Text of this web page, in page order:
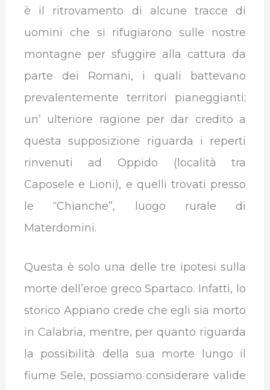
è il ritrovamento di alcune tracce di
uomini che si rifugiarono sulle nostre
montagne per sfuggire alla cattura da
parte dei Romani, i quali battevano
prevalentemente territori pianeggianti;
un’ ulteriore ragione per dar credito a
questa supposizione riguarda i reperti
rinvenuti ad Oppido (località tra
Caposele e Lioni), e quelli trovati presso
le “Chianche”, luogo rurale di
Materdomini.
Questa è solo una delle tre ipotesi sulla
morte dell’eroe greco Spartaco. Infatti, lo
storico Appiano crede che egli sia morto
in Calabria, mentre, per quanto riguarda
la possibilità della sua morte lungo il
fiume Sele, possiamo considerare valide